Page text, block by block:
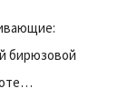
бирюзовой